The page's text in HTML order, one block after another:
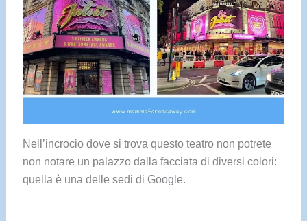
Nell’incrocio dove si trova questo teatro non potrete
non notare un palazzo dalla facciata di diversi colori:
quella è una delle sedi di Google.